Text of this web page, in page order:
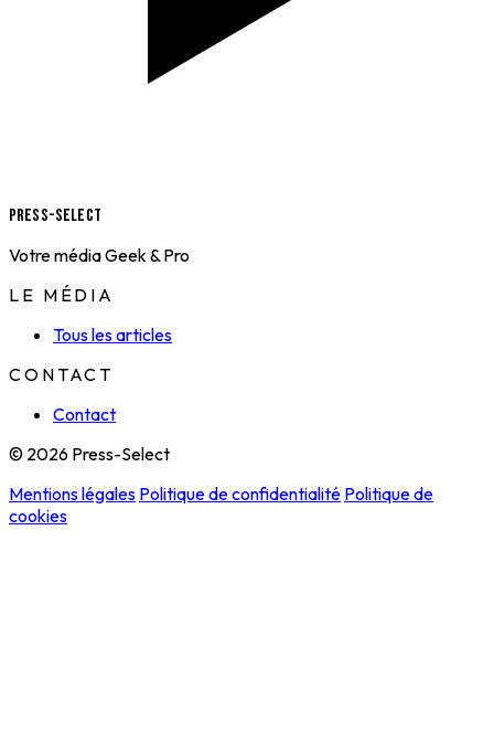
Press-Select
Votre média Geek & Pro
LE MÉDIA
Tous les articles
CONTACT
Contact
© 2026 Press-Select
Mentions légales Politique de confidentialité Politique de
cookies